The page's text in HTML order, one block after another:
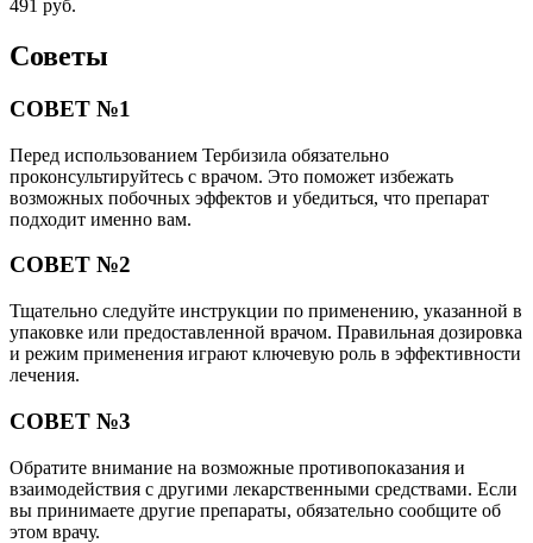
491 руб.
Советы
СОВЕТ №1
Перед использованием Тербизила обязательно
проконсультируйтесь с врачом. Это поможет избежать
возможных побочных эффектов и убедиться, что препарат
подходит именно вам.
СОВЕТ №2
Тщательно следуйте инструкции по применению, указанной в
упаковке или предоставленной врачом. Правильная дозировка
и режим применения играют ключевую роль в эффективности
лечения.
СОВЕТ №3
Обратите внимание на возможные противопоказания и
взаимодействия с другими лекарственными средствами. Если
вы принимаете другие препараты, обязательно сообщите об
этом врачу.